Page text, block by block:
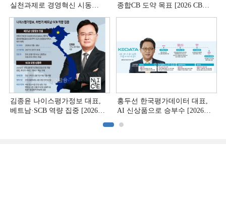
실천과제로 경영혁신 시동
종합CB 도약 목표 [2026 CB사
김종윤 나이스평가정보 대표,
베트남·SCB 역량 집중 [2026
홍두선 한국평가데이터 대표,
AI 신상품으로 승부수 [2026